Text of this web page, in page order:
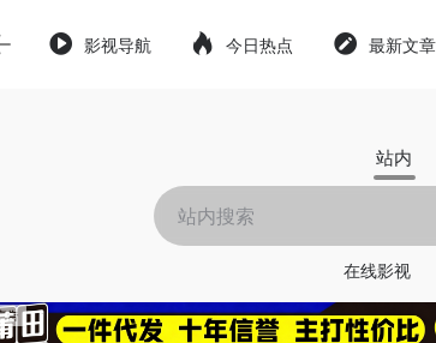
影视导航 今日热点 最新文章
站内
在线影视